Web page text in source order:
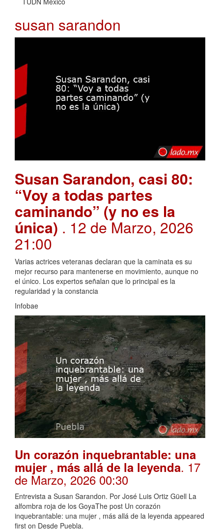
susan sarandon
Susan Sarandon, casi 80:
“Voy a todas partes
caminando” (y no es la
única) . 12 de Marzo, 2026
21:00
Varias actrices veteranas declaran que la caminata es su
mejor recurso para mantenerse en movimiento, aunque no
el único. Los expertos señalan que lo principal es la
regularidad y la constancia
Infobae
Un corazón inquebrantable: una
mujer , más allá de la leyenda. 17
de Marzo, 2026 00:30
Entrevista a Susan Sarandon. Por José Luis Ortiz Güell La
alfombra roja de los GoyaThe post Un corazón
inquebrantable: una mujer , más allá de la leyenda appeared
first on Desde Puebla.